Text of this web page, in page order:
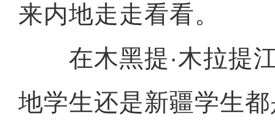
来内地走走看看。
在木黑提·木拉提江
地学生还是新疆学生